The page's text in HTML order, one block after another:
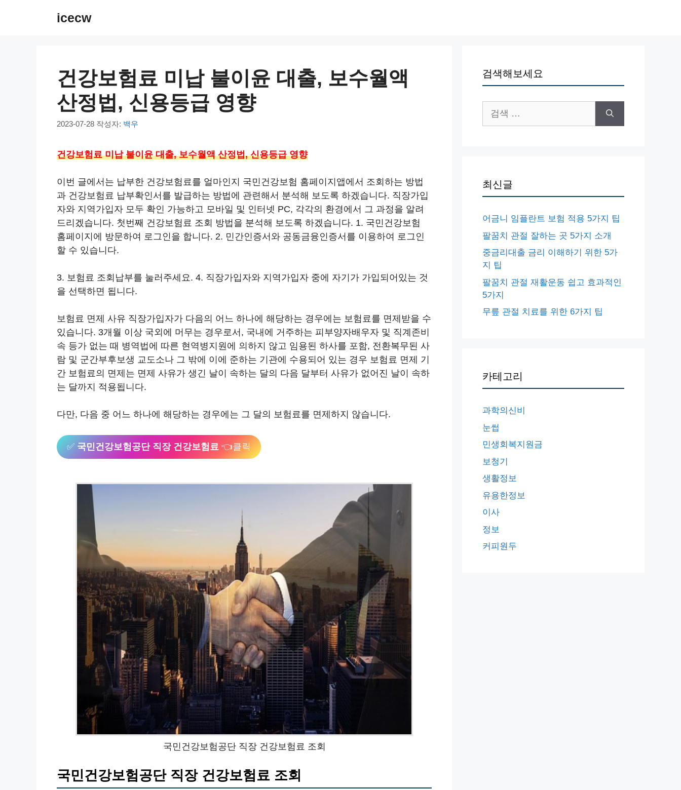
icecw
건강보험료 미납 불이윤 대출, 보수월액
산정법, 신용등급 영향
2023-07-28 작성자: 백우
건강보험료 미납 불이윤 대출, 보수월액 산정법, 신용등급 영향
이번 글에서는 납부한 건강보험료를 얼마인지 국민건강보험 홈페이지앱에서 조회하는 방법
과 건강보험료 납부확인서를 발급하는 방법에 관련해서 분석해 보도록 하겠습니다. 직장가입
자와 지역가입자 모두 확인 가능하고 모바일 및 인터넷 PC, 각각의 환경에서 그 과정을 알려
드리겠습니다. 첫번째 건강보험료 조회 방법을 분석해 보도록 하겠습니다. 1. 국민건강보험
홈페이지에 방문하여 로그인을 합니다. 2. 민간인증서와 공동금융인증서를 이용하여 로그인
할 수 있습니다.
3. 보험료 조회납부를 눌러주세요. 4. 직장가입자와 지역가입자 중에 자기가 가입되어있는 것
을 선택하면 됩니다.
보험료 면제 사유 직장가입자가 다음의 어느 하나에 해당하는 경우에는 보험료를 면제받을 수
있습니다. 3개월 이상 국외에 머무는 경우로서, 국내에 거주하는 피부양자배우자 및 직계존비
속 등가 없는 때 병역법에 따른 현역병지원에 의하지 않고 임용된 하사를 포함, 전환복무된 사
람 및 군간부후보생 교도소나 그 밖에 이에 준하는 기관에 수용되어 있는 경우 보험료 면제 기
간 보험료의 면제는 면제 사유가 생긴 날이 속하는 달의 다음 달부터 사유가 없어진 날이 속하
는 달까지 적용됩니다.
다만, 다음 중 어느 하나에 해당하는 경우에는 그 달의 보험료를 면제하지 않습니다.
✅ 국민건강보험공단 직장 건강보험료 👈클릭
국민건강보험공단 직장 건강보험료 조회
국민건강보험공단 직장 건강보험료 조회
검색해보세요
색:
최신글
어금니 임플란트 보험 적용 5가지 팁
팔꿈치 관절 잘하는 곳 5가지 소개
중금리대출 금리 이해하기 위한 5가
지 팁
팔꿈치 관절 재활운동 쉽고 효과적인
5가지
무릎 관절 치료를 위한 6가지 팁
카테고리
과학의신비
눈썹
민생회복지원금
보청기
생활정보
유용한정보
이사
정보
커피원두